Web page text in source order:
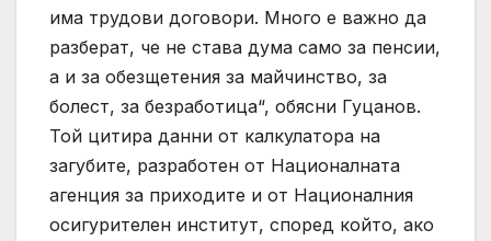
има трудови договори. Много е важно да
разберат, че не става дума само за пенсии,
а и за обезщетения за майчинство, за
болест, за безработица“, обясни Гуцанов.
Той цитира данни от калкулатора на
загубите, разработен от Националната
агенция за приходите и от Националния
осигурителен институт, според който, ако